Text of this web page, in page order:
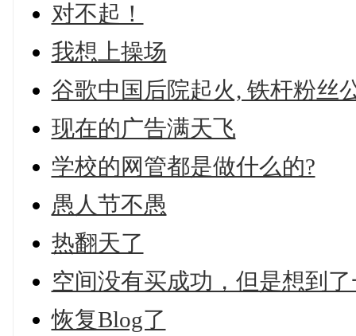
对不起！
我想上操场
谷歌中国后院起火, 铁杆粉丝
现在的广告满天飞
学校的网管都是做什么的?
愚人节不愚
热翻天了
空间没有买成功，但是想到
恢复Blog了